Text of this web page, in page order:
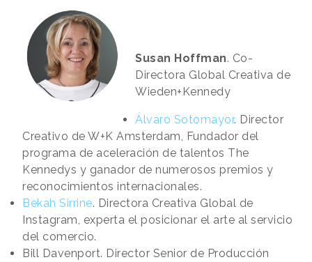
Susan Hoffman. Co-
Directora Global Creativa de
Wieden+Kennedy
Álvaro Sotomayor. Director
Creativo de W+K Amsterdam, Fundador del
programa de aceleración de talentos The
Kennedys y ganador de numerosos premios y
reconocimientos internacionales.
Bekah Sirrine. Directora Creativa Global de
Instagram, experta el posicionar el arte al servicio
del comercio.
Bill Davenport. Director Senior de Producción